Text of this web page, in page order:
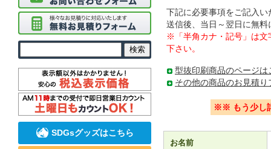
下記に必要事項をご記入
送信後、当日～翌日に無
※「半角カナ・記号」は文
下さい。
型抜印刷商品のページは
その他の商品のお見積
※※ もう少し
お名前
SDGsグッズはこちら